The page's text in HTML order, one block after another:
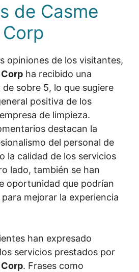
de Casme
opiniones de los visitantes,
ha recibido una
sobre 5, lo que sugiere
positiva de los
de limpieza.
destacan la
del personal de
la calidad de los servicios
lado, también se han
oportunidad que podrían
mejorar la experiencia
han expresado
servicios prestados por
. Frases como